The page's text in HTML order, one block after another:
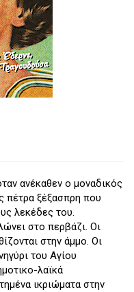
ανέκαθεν ο μοναδικός
πέτρα ξέξασπρη που
λεκέδες του.
στο περβάζι. Οι
στην άμμο. Οι
του Αγίου
λαϊκά
ικριώματα στην